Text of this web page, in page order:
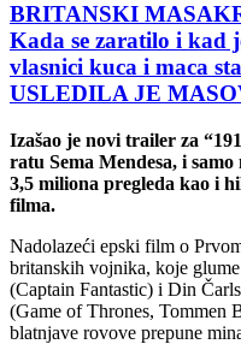
BRITANSKI
Kada se zaratilo i kad
vlasnici kuca i maca
USLEDILA JE
Izašao je novi trailer za
ratu Sema Mendesa, i
3,5 miliona pregleda kao i
filma.
Nadolazeći epski film o
britanskih vojnika, koje
(Captain Fantastic) i Din
(Game of Thrones, Tommen
blatnjave rovove prepune